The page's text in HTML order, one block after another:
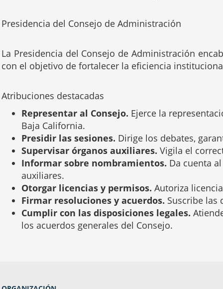
Presidencia del Consejo de Administración
La Presidencia del Consejo de Administración
con el objetivo de fortalecer la eficiencia
Atribuciones destacadas
Representar al Consejo. Ejerce la
Baja California.
Presidir las sesiones. Dirige los debates,
Supervisar órganos auxiliares. Vigila el
Informar sobre nombramientos. Da cuenta
auxiliares.
Otorgar licencias y permisos. Autoriza
Firmar resoluciones y acuerdos. Suscribe las
Cumplir con las disposiciones legales.
los acuerdos generales del Consejo.